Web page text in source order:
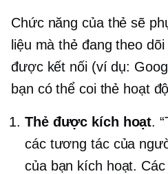
Chức năng của thẻ sẽ
liệu mà thẻ đang theo
được kết nối (ví dụ:
bạn có thể coi thẻ hoạt
Thẻ được kích hoạt.
các tương tác của
của bạn kích hoạt.